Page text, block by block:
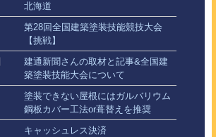
北海道
第28回全国建築塗装技能競技大会
【挑戦】
建通新聞さんの取材と記事&全国建
築塗装技能大会について
塗装できない屋根にはガルバリウム
鋼板カバー工法or葺替えを推奨
キャッシュレス決済